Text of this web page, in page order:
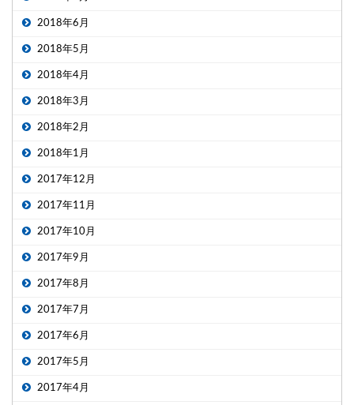
2018年6月
2018年5月
2018年4月
2018年3月
2018年2月
2018年1月
2017年12月
2017年11月
2017年10月
2017年9月
2017年8月
2017年7月
2017年6月
2017年5月
2017年4月